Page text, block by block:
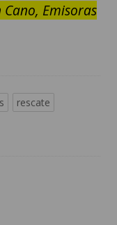
Emisoras
rescate